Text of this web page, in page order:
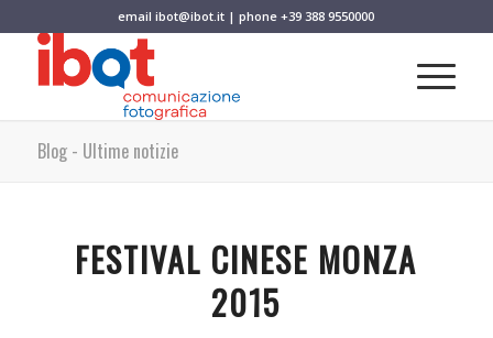
emailibot@ibot.it | phone+39 388 9550000
Blog - Ultime notizie
FESTIVAL CINESE MONZA
2015